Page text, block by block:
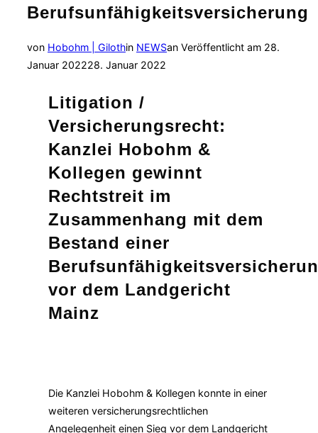
Berufsunfähigkeitsversicherung
von Hobohm | Gilothin NEWSan Veröffentlicht am 28.
Januar 202228. Januar 2022
Litigation /
Versicherungsrecht:
Kanzlei Hobohm &
Kollegen gewinnt
Rechtstreit im
Zusammenhang mit dem
Bestand einer
vor dem Landgericht
Mainz
Die Kanzlei Hobohm & Kollegen konnte in einer
weiteren versicherungsrechtlichen
Angelegenheit einen Sieg vor dem Landgericht